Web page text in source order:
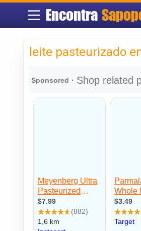
Encontra
leite pasteurizado